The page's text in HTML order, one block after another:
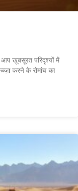
खूबसूरत परिदृश्यों में
करने के रोमांच का